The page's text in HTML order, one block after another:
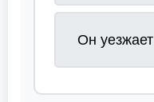
Он уезжает